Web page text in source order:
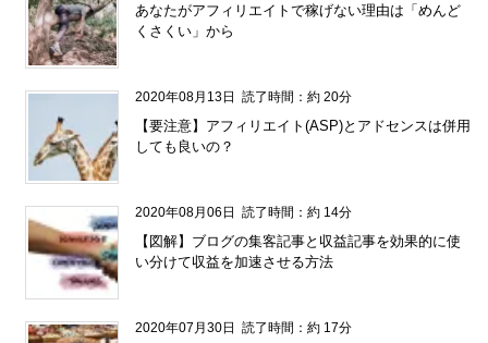
あなたがアフィリエイトで稼げない理由は「めんど
くさくい」から
2020年08月13日 読了時間：約 20分
【要注意】アフィリエイト(ASP)とアドセンスは併用
しても良いの？
2020年08月06日 読了時間：約 14分
【図解】ブログの集客記事と収益記事を効果的に使
い分けて収益を加速させる方法
2020年07月30日 読了時間：約 17分